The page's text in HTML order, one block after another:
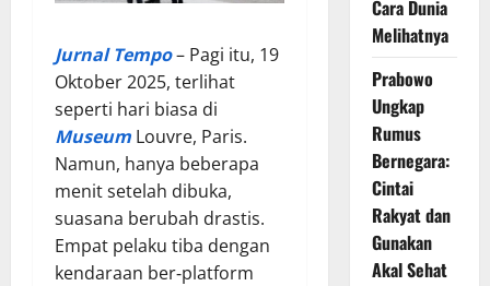
Jurnal Tempo– Pagi itu, 19
Oktober 2025, terlihat
seperti hari biasa di
Museum Louvre, Paris.
Namun, hanya beberapa
menit setelah dibuka,
suasana berubah drastis.
Empat pelaku tiba dengan
kendaraan ber‑platform
Cara Dunia
Melihatnya
Prabowo
Ungkap
Rumus
Bernegara:
Cintai
Rakyat dan
Gunakan
Akal Sehat